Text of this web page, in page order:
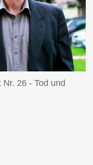
26 - Tod und